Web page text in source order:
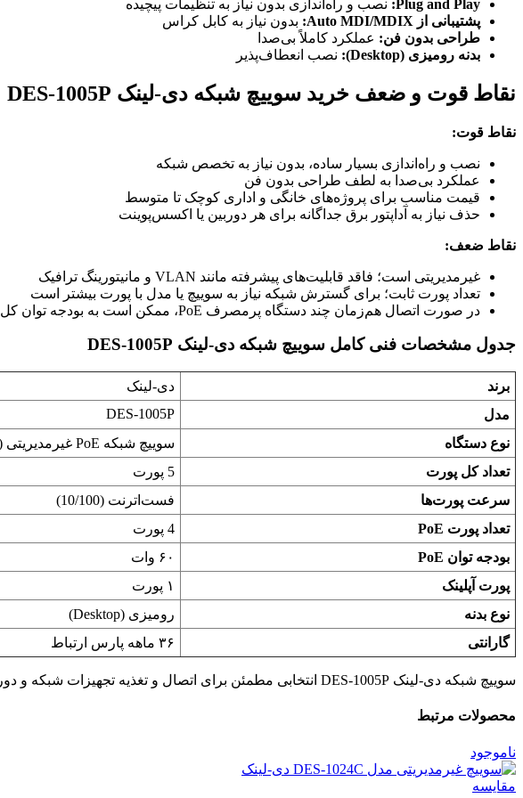
Plug and Play:
نصب و راه‌اندازی بدون نیاز به تنظیمات پیچیده
پشتیبانی از Auto MDI/MDIX:
بدون نیاز به کابل کراس
طراحی بدون فن: عملکرد کاملاً بی‌صدا
بدنه رومیزی (Desktop):
نصب انعطاف‌پذیر
نقاط قوت و ضعف خرید سوییچ شبکه دی-لینک DES-1005P
نقاط قوت:
نصب و راه‌اندازی بسیار ساده، بدون نیاز به تخصص شبکه
عملکرد بی‌صدا به لطف طراحی بدون فن
قیمت مناسب برای پروژه‌های خانگی و اداری کوچک تا متوسط
حذف نیاز به آداپتور برق جداگانه برای هر دوربین یا اکسس‌پوینت
نقاط ضعف:
غیرمدیریتی است؛ فاقد قابلیت‌های پیشرفته مانند VLAN و مانیتورینگ ترافیک
تعداد پورت ثابت؛ برای گسترش شبکه نیاز به سوییچ یا مدل با پورت بیشتر است
در صورت اتصال هم‌زمان چند دستگاه پرمصرف PoE، ممکن است به بودجه توان کل سوییچ محدود شوید
جدول مشخصات فنی کامل سوییچ شبکه دی-لینک DES-1005P
برند
دی-لینک
مدل
DES-1005P
نوع دستگاه
سوییچ شبکه PoE غیرمدیریتی (Unmanaged)
تعداد کل پورت
5 پورت
سرعت پورت‌ها
فست‌اترنت (10/100)
تعداد پورت PoE
4 پورت
بودجه توان PoE
۶۰ وات
پورت آپلینک
۱ پورت
نوع بدنه
رومیزی (Desktop)
گارانتی
۳۶ ماهه پارس ارتباط
سوییچ شبکه دی-لینک DES-1005P انتخابی مطمئن برای اتصال و تغذیه تجهیزات شبکه و دوربین مداربسته شماست. برای مشاوره خرید و انتخاب مدل مناسب با دیدار شبکه تماس بگیرید.
محصولات مرتبط
ناموجود
مقایسه